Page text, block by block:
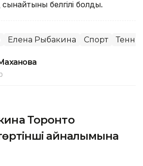
сынайтыны белгілі болды.
Елена Рыбакина Спорт
Торонто
айналымына